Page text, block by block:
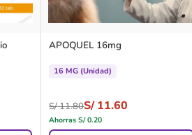
APOQUEL 16mg
16 MG (Unidad)
S/11.80S/11.60
AhorrasS/0.20